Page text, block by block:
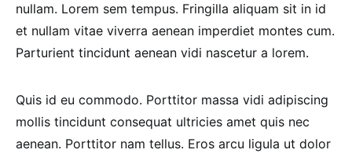
nullam. Lorem sem tempus. Fringilla aliquam sit in id
et nullam vitae viverra aenean imperdiet montes cum.
Parturient tincidunt aenean vidi nascetur a lorem.
Quis id eu commodo. Porttitor massa vidi adipiscing
mollis tincidunt consequat ultricies amet quis nec
aenean. Porttitor nam tellus. Eros arcu ligula ut dolor